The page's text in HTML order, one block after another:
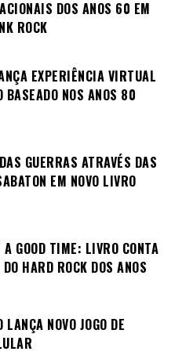
DOS ANOS 60 EM
ROCK
EXPERIÊNCIA VIRTUAL
BASEADO NOS ANOS 80
GUERRAS ATRAVÉS DAS
EM NOVO LIVRO
A GOOD TIME: LIVRO CONTA
HARD ROCK DOS ANOS
LANÇA NOVO JOGO DE